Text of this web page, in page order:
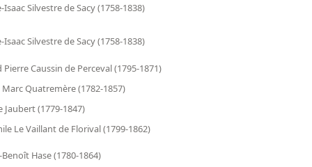
Silvestre de Sacy (1758-1838)
Silvestre de Sacy (1758-1838)
Caussin de Perceval (1795-1871)
Quatremère (1782-1857)
Jaubert (1779-1847)
Le Vaillant de Florival (1799-1862)
Hase (1780-1864)